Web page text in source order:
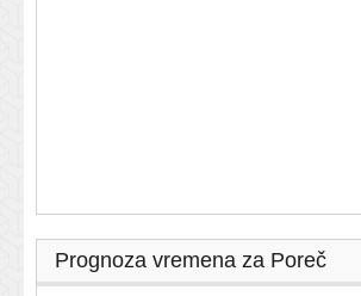
Prognoza vremena za Poreč